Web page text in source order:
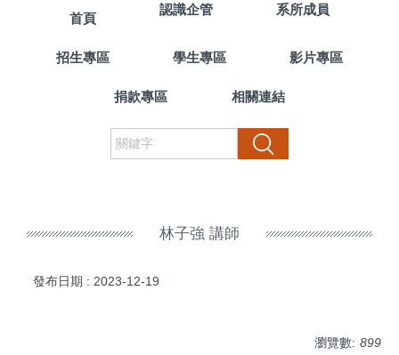
首頁
認識企管 系所成員
招生專區 學生專區 影片專區
捐款專區 相關連結
搜尋
林子強 講師
發布日期 : 2023-12-19
瀏覽數: 899